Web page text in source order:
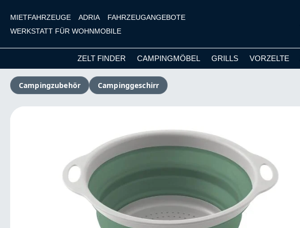
Hauptinhalt springen
Zur Suche springen
Zur Hauptnavigation springen
MIETFAHRZEUGE ADRIA
FAHRZEUGANGEBOTE
WERKSTATT FÜR WOHNMOBILE
ZELT FINDER CAMPINGMÖBEL GRILLS VORZELTE
Campingzubehör Campinggeschirr
Bildergalerie überspringen